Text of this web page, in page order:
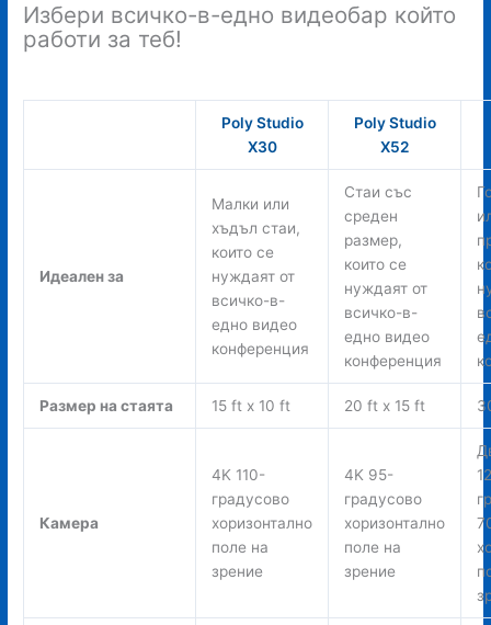
Избери всичко-в-едно видеобар който
работи за теб!
Poly Studio
X30
Poly Studio
X52
Идеален за
Малки или
хъдъл стаи,
които се
нуждаят от
всичко-в-
едно видео
конференция
Стаи със
среден
размер,
които се
нуждаят от
всичко-в-
едно видео
конференция
Размер на стаята 15 ft x 10 ft 20 ft x 15 ft
Камера
4K 110-
градусово
хоризонтално
поле на
зрение
4K 95-
градусово
хоризонтално
поле на
зрение